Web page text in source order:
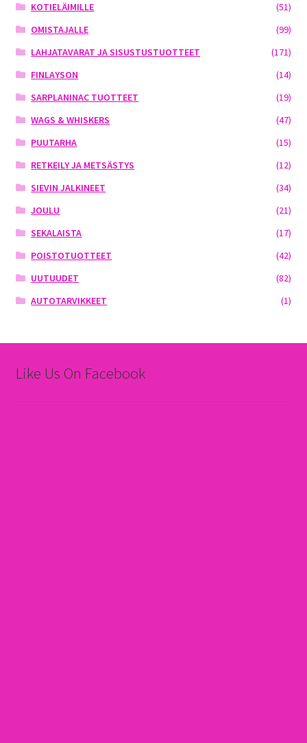
KOTIELÄIMILLE
(51)
OMISTAJALLE
(99)
LAHJATAVARAT JA SISUSTUSTUOTTEET
(171)
FINLAYSON
(14)
SARPLANINAC TUOTTEET
(19)
WAGS & WHISKERS
(47)
PUUTARHA
(15)
RETKEILY JA METSÄSTYS
(12)
SIEVIN JALKINEET
(34)
JOULU
(21)
SEKALAISTA
(17)
POISTOTUOTTEET
(42)
UUTUUDET
(82)
AUTOTARVIKKEET
(1)
Like Us On Facebook